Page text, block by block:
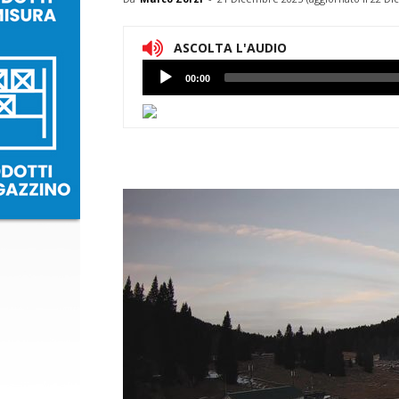
ASCOLTA L'AUDIO
Lettore
Audio
00:00